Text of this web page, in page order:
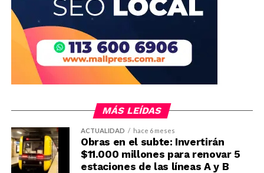
MÁS LEÍDAS
ACTUALIDAD hace 6 meses
Obras en el subte: Invertirán
$11.000 millones para renovar 5
estaciones de las líneas A y B